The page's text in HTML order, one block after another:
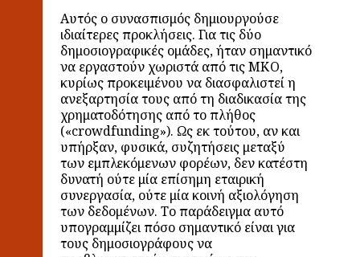
Αυτός ο συνασπισμός δημιουργούσε
ιδιαίτερες προκλήσεις. Για τις δύο
δημοσιογραφικές ομάδες, ήταν σημαντικό
να εργαστούν χωριστά από τις ΜΚΟ,
κυρίως προκειμένου να διασφαλιστεί η
ανεξαρτησία τους από τη διαδικασία της
χρηματοδότησης από το πλήθος
(«crowdfunding»). Ως εκ τούτου, αν και
υπήρξαν, φυσικά, συζητήσεις μεταξύ
των εμπλεκόμενων φορέων, δεν κατέστη
δυνατή ούτε μία επίσημη εταιρική
συνεργασία, ούτε μία κοινή αξιολόγηση
των δεδομένων. Το παράδειγμα αυτό
υπογραμμίζει πόσο σημαντικό είναι για
τους δημοσιογράφους να